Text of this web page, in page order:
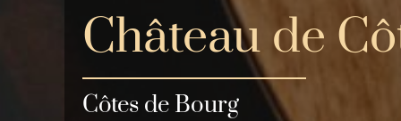
Château de
Côtes de Bourg